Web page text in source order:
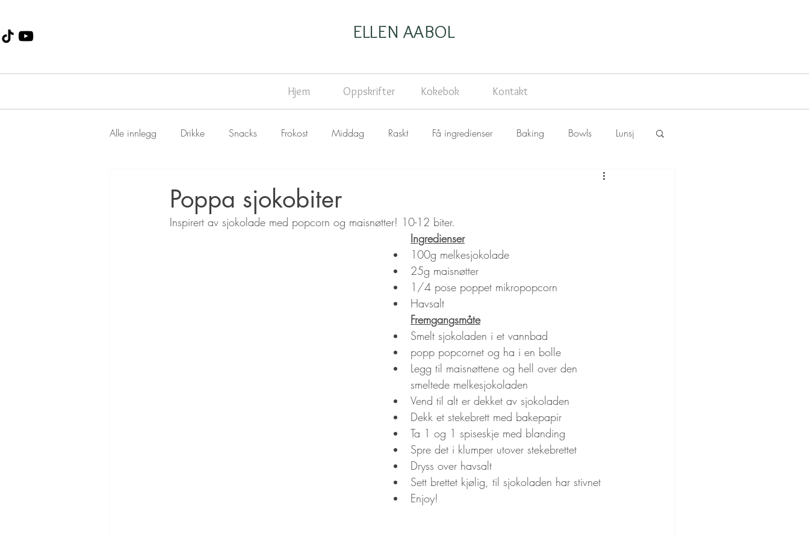
ELLEN AABOL
Alle innlegg Drikke Snacks Frokost Middag Raskt Få ingredienser Baking Bowls Lunsj
Poppa sjokobiter
Inspirert av sjokolade med popcorn og maisnøtter! 10-12 biter.
Ingredienser
100g melkesjokolade
25g maisnøtter
1/4 pose poppet mikropopcorn
Havsalt
Fremgangsmåte
Smelt sjokoladen i et vannbad
popp popcornet og ha i en bolle
Legg til maisnøttene og hell over den
smeltede melkesjokoladen
Vend til alt er dekket av sjokoladen
Dekk et stekebrett med bakepapir
Ta 1 og 1 spiseskje med blanding
Spre det i klumper utover stekebrettet
Dryss over havsalt
Sett brettet kjølig, til sjokoladen har stivnet
Enjoy!
Hjem Oppskrifter Kokebok Kontakt